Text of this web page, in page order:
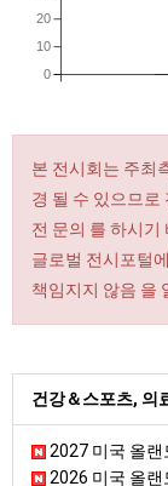
0
10
20
본 전시회는 주최
경 될 수 있으므로
전 문의 를 하시기
글로벌 전시포털
책임지지 않음 을
건강＆스포츠, 의
2027 미국 올랜
2026 미국 올랜도 운